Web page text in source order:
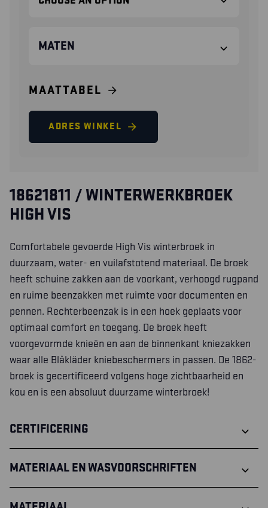
MATEN
MAATTABEL
ADRES WINKEL
18621811 / WINTERWERKBROEK
HIGH VIS
Comfortabele gevoerde High Vis winterbroek in
duurzaam, water- en vuilafstotend materiaal. De broek
heeft schuine zakken aan de voorkant, verhoogd rugpand
en ruime beenzakken met ruimte voor documenten en
pennen. Rechterbeenzak is in een hoek geplaats voor
optimaal comfort en toegang. De broek heeft
voorgevormde knieën en aan de binnenkant kniezakken
waar alle Blåkläder kniebeschermers in passen. De 1862-
broek is gecertificeerd volgens hoge zichtbaarheid en
kou en is een absoluut duurzame winterbroek!
CERTIFICERING
MATERIAAL EN WASVOORSCHRIFTEN